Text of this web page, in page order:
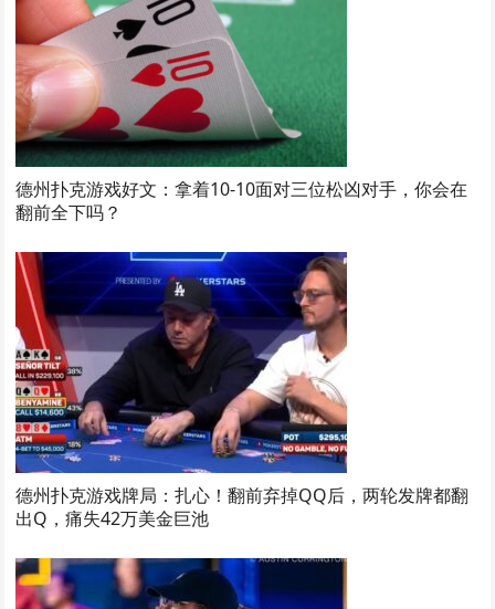
德州扑克游戏好文：拿着10-10面对三位松凶对手，你会在
翻前全下吗？
德州扑克游戏牌局：扎心！翻前弃掉QQ后，两轮发牌都翻
出Q，痛失42万美金巨池